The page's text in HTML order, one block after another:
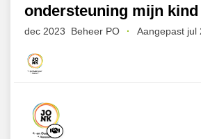
ondersteuning mijn
dec 2023 Beheer PO · Aangepast jul